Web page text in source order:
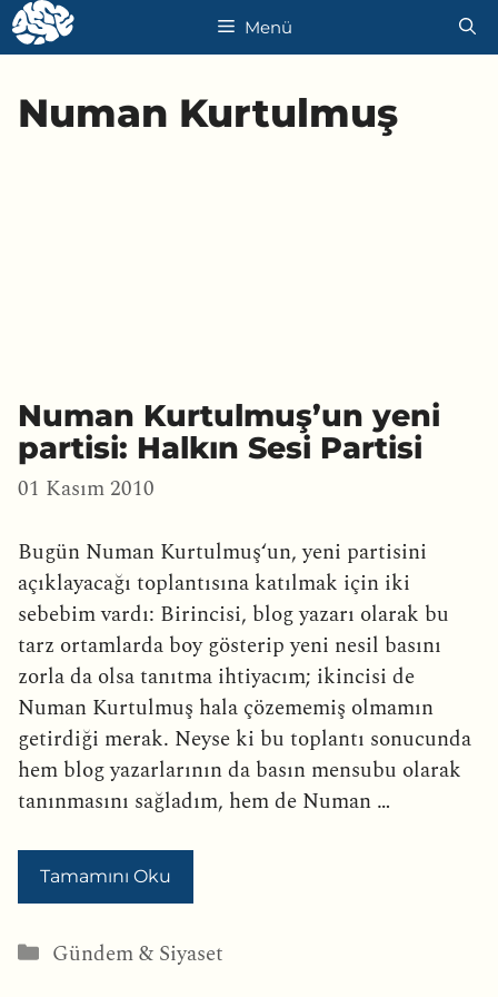
İçeriğe
atla
Menü
Numan Kurtulmuş
Numan Kurtulmuş’un yeni
partisi: Halkın Sesi Partisi
01 Kasım 2010
Bugün Numan Kurtulmuş‘un, yeni partisini
açıklayacağı toplantısına katılmak için iki
sebebim vardı: Birincisi, blog yazarı olarak bu
tarz ortamlarda boy gösterip yeni nesil basını
zorla da olsa tanıtma ihtiyacım; ikincisi de
Numan Kurtulmuş hala çözememiş olmamın
getirdiği merak. Neyse ki bu toplantı sonucunda
hem blog yazarlarının da basın mensubu olarak
tanınmasını sağladım, hem de Numan …
Tamamını Oku
Kategoriler
Gündem & Siyaset